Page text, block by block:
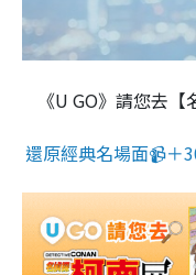
《U GO》請您去
還原經典名場面📹＋